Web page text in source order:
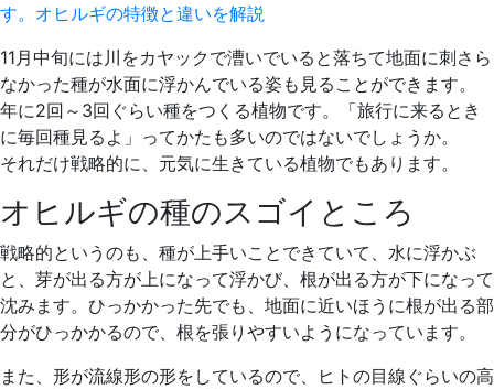
す。オヒルギの特徴と違いを解説
11月中旬には川をカヤックで漕いでいると落ちて地面に刺さら
なかった種が水面に浮かんでいる姿も見ることができます。
年に2回～3回ぐらい種をつくる植物です。「旅行に来るとき
に毎回種見るよ」ってかたも多いのではないでしょうか。
それだけ戦略的に、元気に生きている植物でもあります。
オヒルギの種のスゴイところ
戦略的というのも、種が上手いことできていて、水に浮かぶ
と、芽が出る方が上になって浮かび、根が出る方が下になって
沈みます。ひっかかった先でも、地面に近いほうに根が出る部
分がひっかかるので、根を張りやすいようになっています。
また、形が流線形の形をしているので、ヒトの目線ぐらいの高